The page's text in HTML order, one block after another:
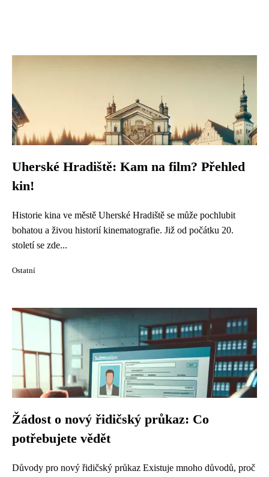
Uherské Hradiště: Kam na film? Přehled
kin!
Historie kina ve městě Uherské Hradiště se může pochlubit
bohatou a živou historií kinematografie. Již od počátku 20.
století se zde...
Ostatní
Žádost o nový řidičský průkaz: Co
potřebujete vědět
Důvody pro nový řidičský průkaz Existuje mnoho důvodů, proč